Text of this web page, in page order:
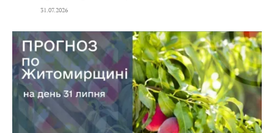
31.07.2026